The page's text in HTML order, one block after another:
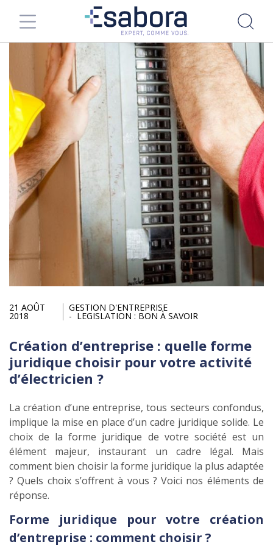
21 AOÛT
2018
GESTION D'ENTREPRISE
LEGISLATION : BON À SAVOIR
Création d’entreprise : quelle forme
juridique choisir pour votre activité
d’électricien ?
La création d’une entreprise, tous secteurs confondus,
implique la mise en place d’un cadre juridique solide. Le
choix de la forme juridique de votre société est un
élément majeur, instaurant un cadre légal. Mais
comment bien choisir la forme juridique la plus adaptée
? Quels choix s’offrent à vous ? Voici nos éléments de
réponse.
Forme juridique pour votre création
d’entreprise : comment choisir ?